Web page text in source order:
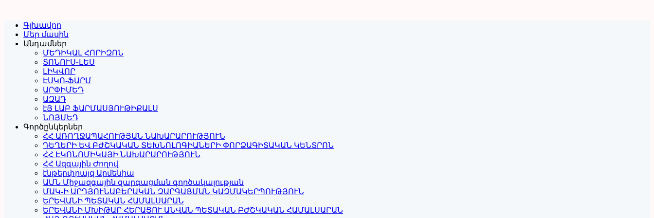
Գլխավոր
Մեր մասին
Անդամներ
ՄԵԴԻԿԱԼ ՀՈՐԻԶՈՆ
ՏՈՆՈՒՍ֊ԼԵՍ
ԼԻԿՎՈՐ
ԷՍԿՈ-ՖԱՐՄ
ԱՐՓԻՄԵԴ
ԱԶԱԴ
էՅ ԼԱԲ ՖԱՐՄԱՍՅՈՒԹԻՔԱԼՍ
ՆՈՅՄԵԴ
Գործընկերներ
ՀՀ ԱՌՈՂՋԱՊԱՀՈՒԹՅԱՆ ՆԱԽԱՐԱՐՈՒԹՅՈՒՆ
ԴԵՂԵՐԻ ԵՎ ԲԺՇԿԱԿԱՆ ՏԵԽՆՈԼՈԳԻԱՆԵՐԻ ՓՈՐՁԱԳԻՏԱԿԱՆ ԿԵՆՏՐՈՆ
ՀՀ ԷԿՈՆՈՄԻԿԱՅԻ ՆԱԽԱՐԱՐՈՒԹՅՈՒՆ
ՀՀ Ազգային Ժողով
էնթերփրայզ Արմենիա
ԱՄՆ Միջազգային զարգացման գործակալության
ՄԱԿ-Ի ԱՐԴՅՈՒՆԱԲԵՐԱԿԱՆ ԶԱՐԳԱՑՄԱՆ ԿԱԶՄԱԿԵՐՊՈՒԹՅՈՒՆ
ԵՐԵՎԱՆԻ ՊԵՏԱԿԱՆ ՀԱՄԱԼՍԱՐԱՆ
ԵՐԵՎԱՆԻ ՄԽԻԹԱՐ ՀԵՐԱՑՈՒ ԱՆՎԱՆ ՊԵՏԱԿԱՆ ԲԺՇԿԱԿԱՆ ՀԱՄԱԼՍԱՐԱՆ